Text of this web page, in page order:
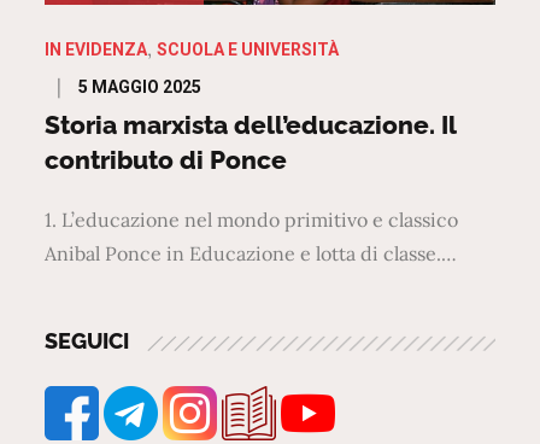
IN EVIDENZA SCUOLA E UNIVERSITÀ
Posted
on
5 MAGGIO 2025
Storia marxista dell’educazione. Il
contributo di Ponce
1. L’educazione nel mondo primitivo e classico
Anibal Ponce in Educazione e lotta di classe.…
SEGUICI